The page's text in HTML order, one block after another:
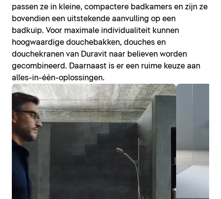
passen ze in kleine, compactere badkamers en zijn ze
bovendien een uitstekende aanvulling op een
badkuip. Voor maximale individualiteit kunnen
hoogwaardige douchebakken, douches en
douchekranen van Duravit naar believen worden
gecombineerd. Daarnaast is er een ruime keuze aan
alles-in-één-oplossingen.